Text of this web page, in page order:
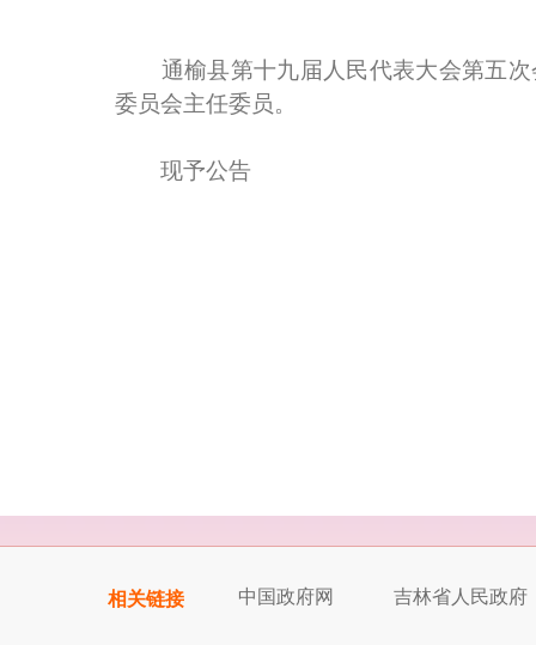
通榆县第十九届人民代表大会第五次
委员会主任委员。
现予公告
相关链接 中国政府网 吉林省人民政府